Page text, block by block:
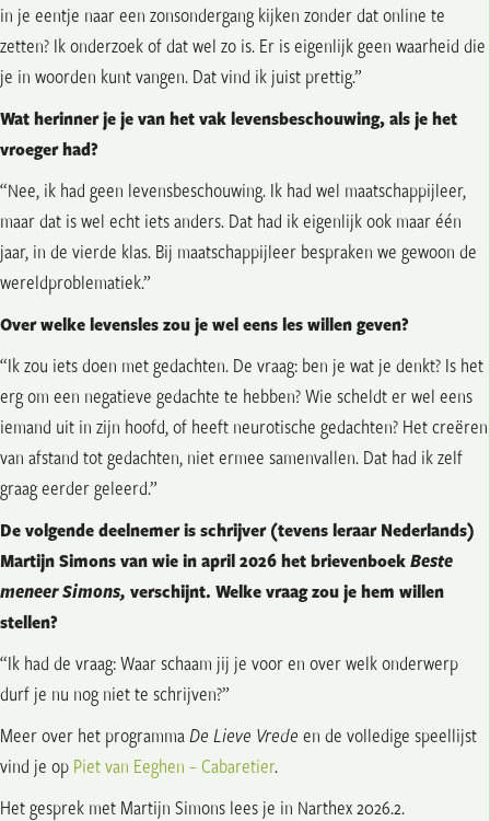
in je eentje naar een zonsondergang kijken zonder dat online te
zetten? Ik onderzoek of dat wel zo is. Er is eigenlijk geen waarheid die
je in woorden kunt vangen. Dat vind ik juist prettig.”
Wat herinner je je van het vak levensbeschouwing, als je het
vroeger had?
“Nee, ik had geen levensbeschouwing. Ik had wel maatschappijleer,
maar dat is wel echt iets anders. Dat had ik eigenlijk ook maar één
jaar, in de vierde klas. Bij maatschappijleer bespraken we gewoon de
wereldproblematiek.”
Over welke levensles zou je wel eens les willen geven?
“Ik zou iets doen met gedachten. De vraag: ben je wat je denkt? Is het
erg om een negatieve gedachte te hebben? Wie scheldt er wel eens
iemand uit in zijn hoofd, of heeft neurotische gedachten? Het creëren
van afstand tot gedachten, niet ermee samenvallen. Dat had ik zelf
graag eerder geleerd.”
De volgende deelnemer is schrijver (tevens leraar Nederlands)
Martijn Simons van wie in april 2026 het brievenboekBeste
meneer Simons, verschijnt. Welke vraag zou je hem willen
stellen?
“Ik had de vraag: Waar schaam jij je voor en over welk onderwerp
durf je nu nog niet te schrijven?”
Meer over het programmaDe Lieve Vrede en de volledige speellijst
vind je op Piet van Eeghen – Cabaretier.
Het gesprek met Martijn Simons lees je in Narthex 2026.2.